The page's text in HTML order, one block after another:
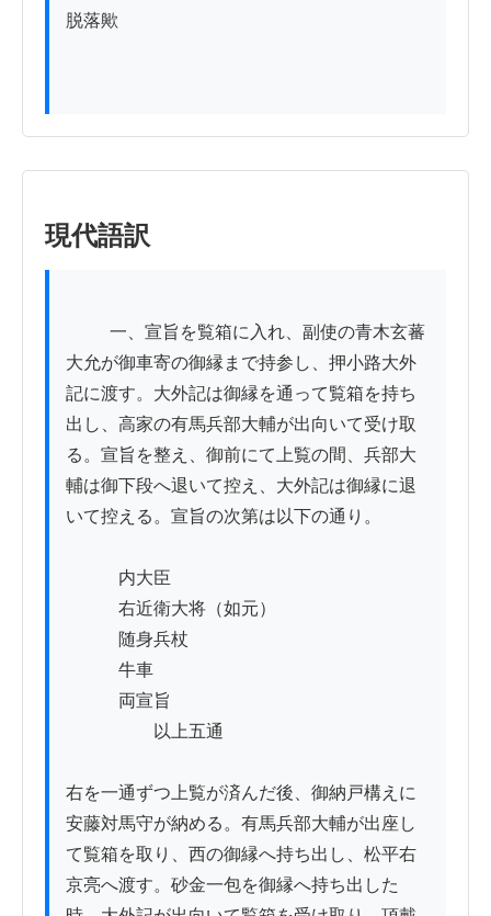
脱落歟
現代語訳
大允が御車寄の御縁まで持参し、押小路大外
記に渡す。大外記は御縁を通って覧箱を持ち
出し、高家の有馬兵部大輔が出向いて受け取
る。宣旨を整え、御前にて上覧の間、兵部大
輔は御下段へ退いて控え、大外記は御縁に退
いて控える。宣旨の次第は以下の通り。
内大臣
右近衛大将（如元）
随身兵杖
牛車
両宣旨
以上五通
右を一通ずつ上覧が済んだ後、御納戸構えに
安藤対馬守が納める。有馬兵部大輔が出座し
て覧箱を取り、西の御縁へ持ち出し、松平右
京亮へ渡す。砂金一包を御縁へ持ち出した